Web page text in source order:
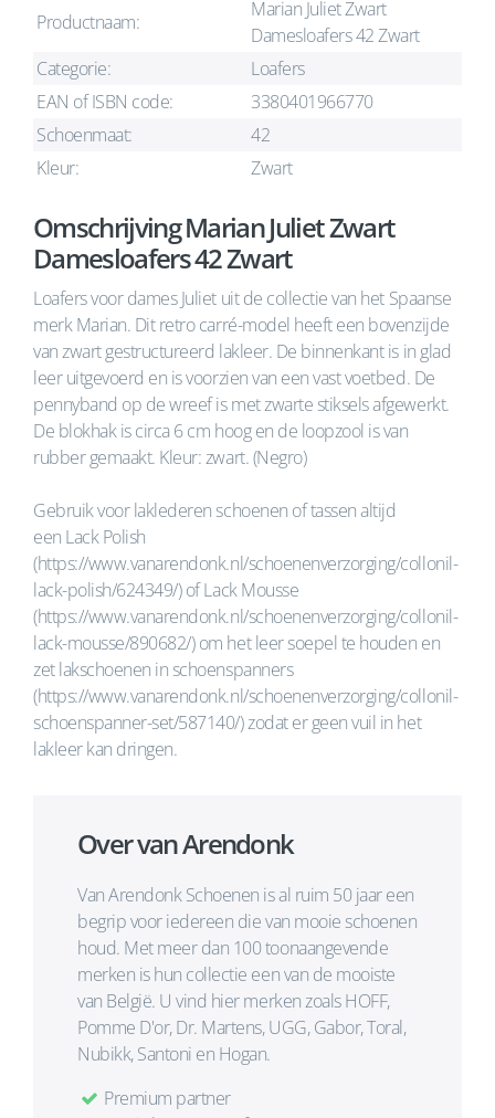
Productnaam:
Marian Juliet Zwart
Damesloafers 42 Zwart
Categorie:
Loafers
EAN of ISBN code:
3380401966770
Schoenmaat:
42
Kleur:
Zwart
Omschrijving Marian Juliet Zwart
Damesloafers 42 Zwart
Loafers voor dames Juliet uit de collectie van het Spaanse
merk Marian. Dit retro carré-model heeft een bovenzijde
van zwart gestructureerd lakleer. De binnenkant is in glad
leer uitgevoerd en is voorzien van een vast voetbed. De
pennyband op de wreef is met zwarte stiksels afgewerkt.
De blokhak is circa 6 cm hoog en de loopzool is van
rubber gemaakt. Kleur: zwart. (Negro)
Gebruik voor laklederen schoenen of tassen altijd
een Lack Polish
(https://www.vanarendonk.nl/schoenenverzorging/collonil-
lack-polish/624349/) of Lack Mousse
(https://www.vanarendonk.nl/schoenenverzorging/collonil-
lack-mousse/890682/) om het leer soepel te houden en
zet lakschoenen in schoenspanners
(https://www.vanarendonk.nl/schoenenverzorging/collonil-
schoenspanner-set/587140/) zodat er geen vuil in het
lakleer kan dringen.
Over van Arendonk
Van Arendonk Schoenen is al ruim 50 jaar een
begrip voor iedereen die van mooie schoenen
houd. Met meer dan 100 toonaangevende
merken is hun collectie een van de mooiste
van België. U vind hier merken zoals HOFF,
Pomme D'or, Dr. Martens, UGG, Gabor, Toral,
Nubikk, Santoni en Hogan.
Premium partner